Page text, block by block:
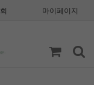
마이페이지